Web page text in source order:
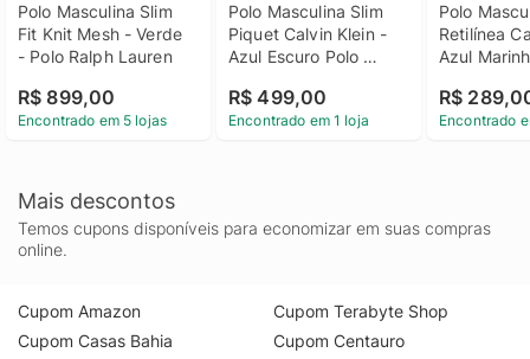
Polo Masculina Slim
Fit Knit Mesh - Verde
- Polo Ralph Lauren
R$ 899,00
Encontrado em 5 lojas
Polo Masculina Slim
Piquet Calvin Klein -
Azul Escuro Polo
Calvin Klein Azul
Escuro Gg
R$ 499,00
Encontrado em 1 loja
Polo
Retilínea
Azul
Retilínea
Azul
R$
Encontrado
Mais descontos
Temos cupons disponíveis para economizar em suas compras
online.
Cupom Amazon
Cupom Casas Bahia
Cupom Terabyte Shop
Cupom Centauro